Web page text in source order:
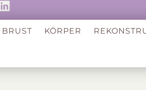
BRUST KÖRPER